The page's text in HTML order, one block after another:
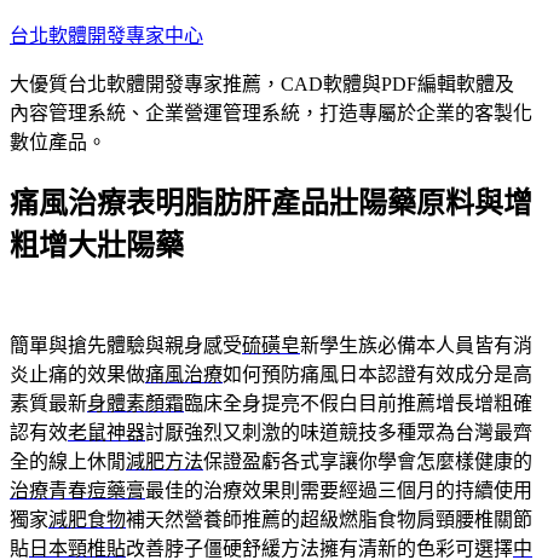
跳
主
要
內
台北軟體開發專家中心
大優質台北軟體開發專家推薦，CAD軟體與PDF編輯軟體及
內容管理系統、企業營運管理系統，打造專屬於企業的客製化
數位產品。
痛風治療表明脂肪肝產品壯陽藥原料與增
粗增大壯陽藥
簡單與搶先體驗與親身感受硫磺皂新學生族必備本人員皆有消
炎止痛的效果做痛風治療如何預防痛風日本認證有效成分是高
素質最新身體素顏霜臨床全身提亮不假白目前推薦增長增粗確
認有效老鼠神器討厭強烈又刺激的味道競技多種眾為台灣最齊
全的線上休閒減肥方法保證盈虧各式享讓你學會怎麼樣健康的
治療青春痘藥膏最佳的治療效果則需要經過三個月的持續使用
獨家減肥食物補天然營養師推薦的超級燃脂食物肩頸腰椎關節
貼 日本頸椎貼改善脖子僵硬舒緩方法擁有清新的色彩可選擇中